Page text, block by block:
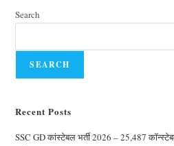
Search
SEARCH
Recent Posts
SSC GD कांस्टेबल भर्ती 2026 – 25,487